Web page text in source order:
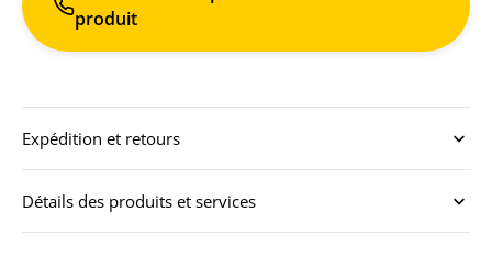
produit
Expédition et retours
Détails des produits et services